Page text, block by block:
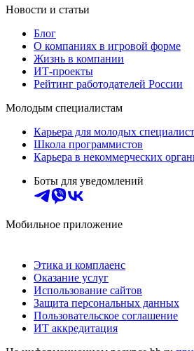
Новости и статьи
Блог
О компаниях в игровой форме
Жизнь в компании
ИТ-проекты
Рейтинг работодателей России
Молодым специалистам
Карьера для молодых
Школа программистов
Карьера в некоммерческих
Боты для уведомлений
Мобильное приложение
Этика и комплаенс
Оказание услуг
Использование сайтов
Защита персональных данных
Пользовательское соглашение
ИТ аккредитация